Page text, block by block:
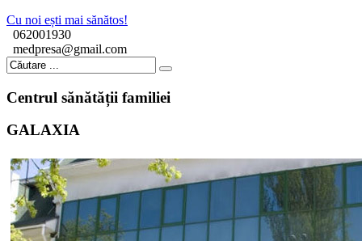
Cu noi ești mai sănătos!
062001930
medpresa@gmail.com
Centrul sănătății familiei
GALAXIA